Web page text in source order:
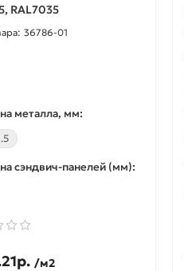
RAL7035
36786-01
металла, мм:
сэндвич-панелей (мм):
/м2